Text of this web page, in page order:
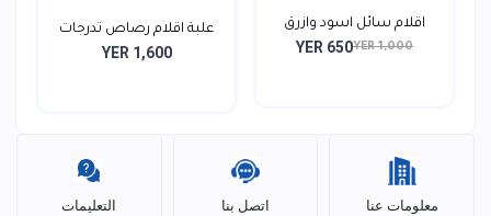
اقلام سائل اسود وازرق
YER 1,000
YER 650
علبة اقلام رصاص تدرجات
YER 1,600
معلومات عنا اتصل بنا التعليمات